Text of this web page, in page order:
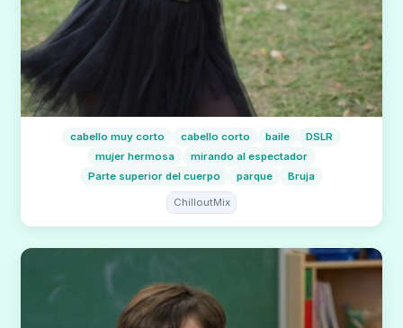
cabello muy corto cabello corto baile
DSLR
mujer hermosa
mirando al espectador
Parte superior del cuerpo
parque Bruja
ChilloutMix